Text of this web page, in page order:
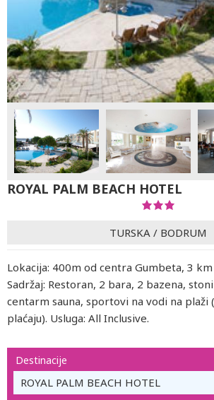
ROYAL PALM BEACH HOTEL
TURSKA / BODRUM
Lokacija: 400m od centra Gumbeta, 3
Sadržaj: Restoran, 2 bara, 2 bazena,
centarm sauna, sportovi na vodi na plaži
plaćaju). Usluga: All Inclusive.
Destinacije
ROYAL PALM BEACH HOTEL